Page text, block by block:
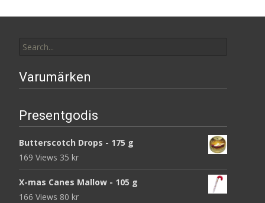
for:
Varumärken
Presentgodis
Butterscotch Drops - 175 g
169 Views 35 kr
X-mas Canes Mallow - 105 g
166 Views 80 kr